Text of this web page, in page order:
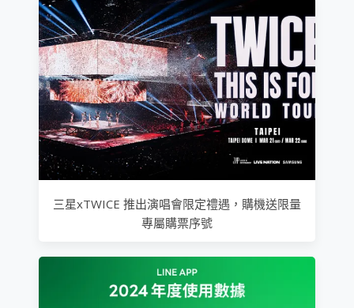
三星xTWICE 推出演唱會限定禮遇，購機送限量
專屬購票序號